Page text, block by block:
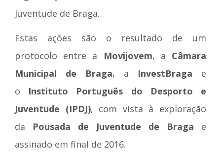
Juventude de Braga.
Estas ações são o resultado de um
protocolo entre a Movijovem, a Câmara
Municipal de Braga, a InvestBraga e
o Instituto Português do Desporto e
Juventude (IPDJ), com vista à exploração
da Pousada de Juventude de Braga e
assinado em final de 2016.